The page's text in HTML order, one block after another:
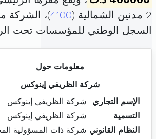
2 مدنين الشمالية (
4100)، الشركة
السجل الوطني للمؤسسات تحت
معلومات حول
شركة الظريفي إينوكس
الإسم التجاري
شركة الظريفي إينوكس
التسمية
شركة الظريفي إينوكس
النظام القانوني شركة ذات المسؤولية